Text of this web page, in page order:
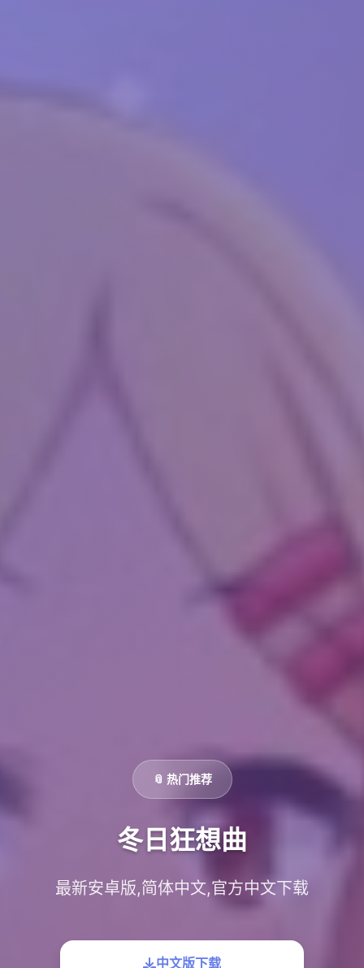
📎 热门推荐
冬日狂想曲
最新安卓版,简体中文,官方中文下载
中文版下载